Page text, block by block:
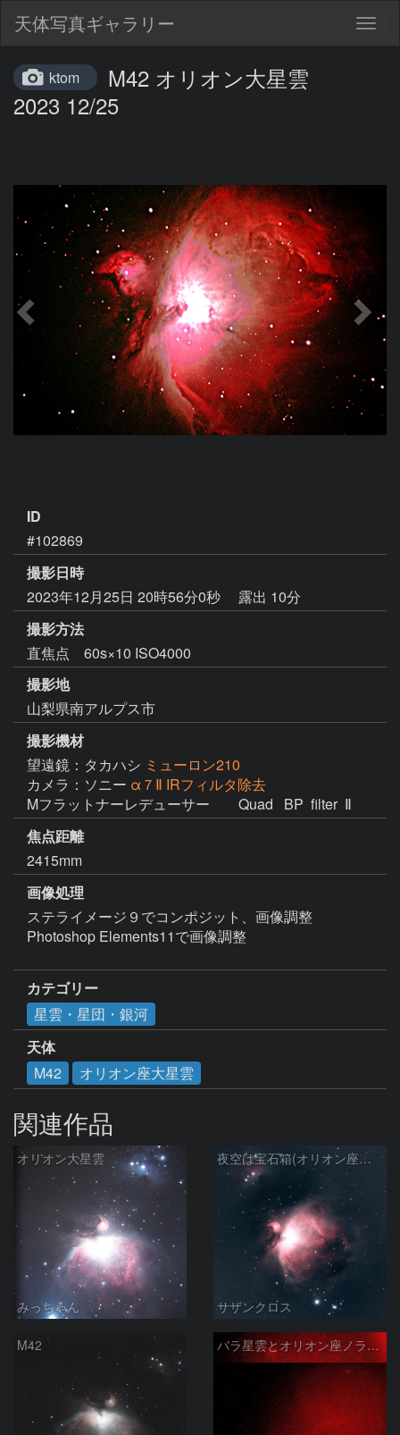
天体写真ギャラリー
ktom
M42 オリオン大星雲
2023 12/25
ID
#102869
撮影日時
2023年12月25日 20時56分0秒
露出 10分
撮影方法
直焦点 60s×10 ISO4000
撮影地
山梨県南アルプス市
撮影機材
望遠鏡：タカハシ ミューロン210
カメラ：ソニー α７Ⅱ IRフィルタ除去
Mフラットナーレデューサー　　Quad   BP  filter  Ⅱ
焦点距離
2415mm
画像処理
ステライメージ９でコンポジット、画像調整
Photoshop Elements11で画像調整
カテゴリー
星雲・星団・銀河
天体
M42
オリオン座大星雲
関連作品
オリオン大星雲
みっちゃん
夜空は宝石箱(オリオン座大星雲 M42) Seestar50
サザンクロス
M42 バラ星雲とオリオン座ノラマ50mm